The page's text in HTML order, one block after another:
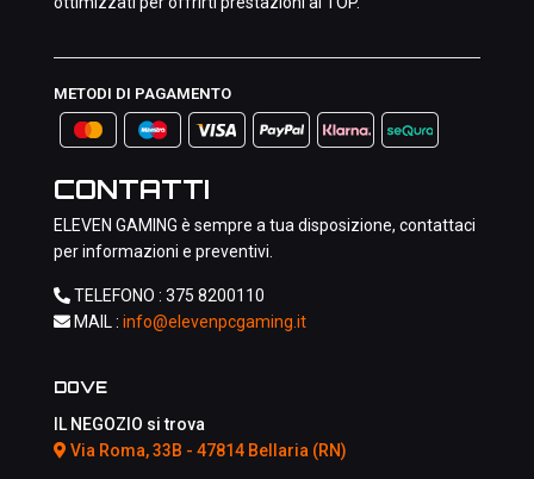
METODI DI PAGAMENTO
CONTATTI
ELEVEN GAMING è sempre a tua disposizione, contattaci
per informazioni e preventivi.
TELEFONO : 375 8200110
MAIL : info@elevenpcgaming.it
DOVE
IL NEGOZIO si trova
Via Roma, 33B - 47814 Bellaria (RN)